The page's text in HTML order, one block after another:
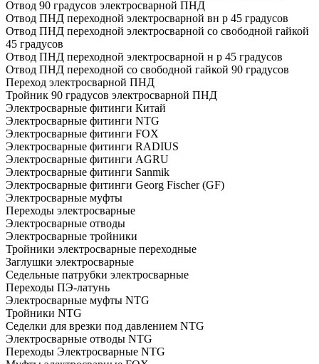
Отвод 90 градусов электросварной ПНД
Отвод ПНД переходной электросварной вн р 45 градусов
Отвод ПНД переходной электросварной со свободной гайкой
45 градусов
Отвод ПНД переходной электросварной н р 45 градусов
Отвод ПНД переходной со свободной гайкой 90 градусов
Переход электросварной ПНД
Тройник 90 градусов электросварной ПНД
Электросварные фитинги Китай
Электросварные фитинги NTG
Электросварные фитинги FOX
Электросварные фитинги RADIUS
Электросварные фитинги AGRU
Электросварные фитинги Sanmik
Электросварные фитинги Georg Fischer (GF)
Электросварные муфты
Переходы электросварные
Электросварные отводы
Электросварные тройники
Тройники электросварные переходные
Заглушки электросварные
Седельные патрубки электросварные
Переходы ПЭ-латунь
Электросварные муфты NTG
Тройники NTG
Седелки для врезки под давлением NTG
Электросварные отводы NTG
Переходы Электросварные NTG